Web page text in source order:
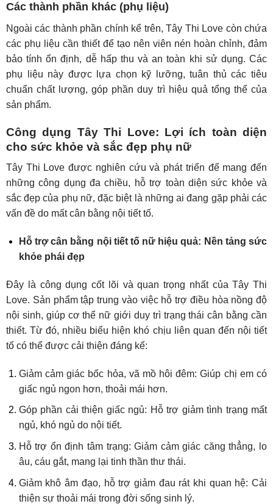
Các thành phần khác (phụ liệu)
Ngoài các thành phần chính kể trên, Tây Thi Love còn chứa
các phụ liệu cần thiết để tạo nên viên nén hoàn chỉnh, đảm
bảo tính ổn định, dễ hấp thu và an toàn khi sử dụng. Các
phụ liệu này được lựa chọn kỹ lưỡng, tuân thủ các tiêu
chuẩn chất lượng, góp phần duy trì hiệu quả tổng thể của
sản phẩm.
Công dụng Tây Thi Love: Lợi ích toàn diện
cho sức khỏe và sắc đẹp phụ nữ
Tây Thi Love được nghiên cứu và phát triển để mang đến
những công dụng đa chiều, hỗ trợ toàn diện sức khỏe và
sắc đẹp của phụ nữ, đặc biệt là những ai đang gặp phải các
vấn đề do mất cân bằng nội tiết tố.
Hỗ trợ cân bằng nội tiết tố nữ hiệu quả: Nền tảng sức
khỏe phái đẹp
Đây là công dụng cốt lõi và quan trọng nhất của Tây Thi
Love. Sản phẩm tập trung vào việc hỗ trợ điều hòa nồng độ
nội sinh, giúp cơ thể nữ giới duy trì trạng thái cân bằng cần
thiết. Từ đó, nhiều biểu hiện khó chịu liên quan đến nội tiết
tố có thể được cải thiện đáng kể:
Giảm cảm giác bốc hỏa, vã mồ hôi đêm: Giúp chị em có
giấc ngủ ngon hơn, thoải mái hơn.
Góp phần cải thiện giấc ngủ: Hỗ trợ giảm tình trạng mất
ngủ, khó ngủ do nội tiết.
Hỗ trợ ổn định tâm trạng: Giảm cảm giác căng thẳng, lo
âu, cáu gắt, mang lại tinh thần thư thái.
Giảm khô âm đạo, hỗ trợ giảm đau rát khi quan hệ: Cải
thiện sự thoải mái trong đời sống sinh lý.